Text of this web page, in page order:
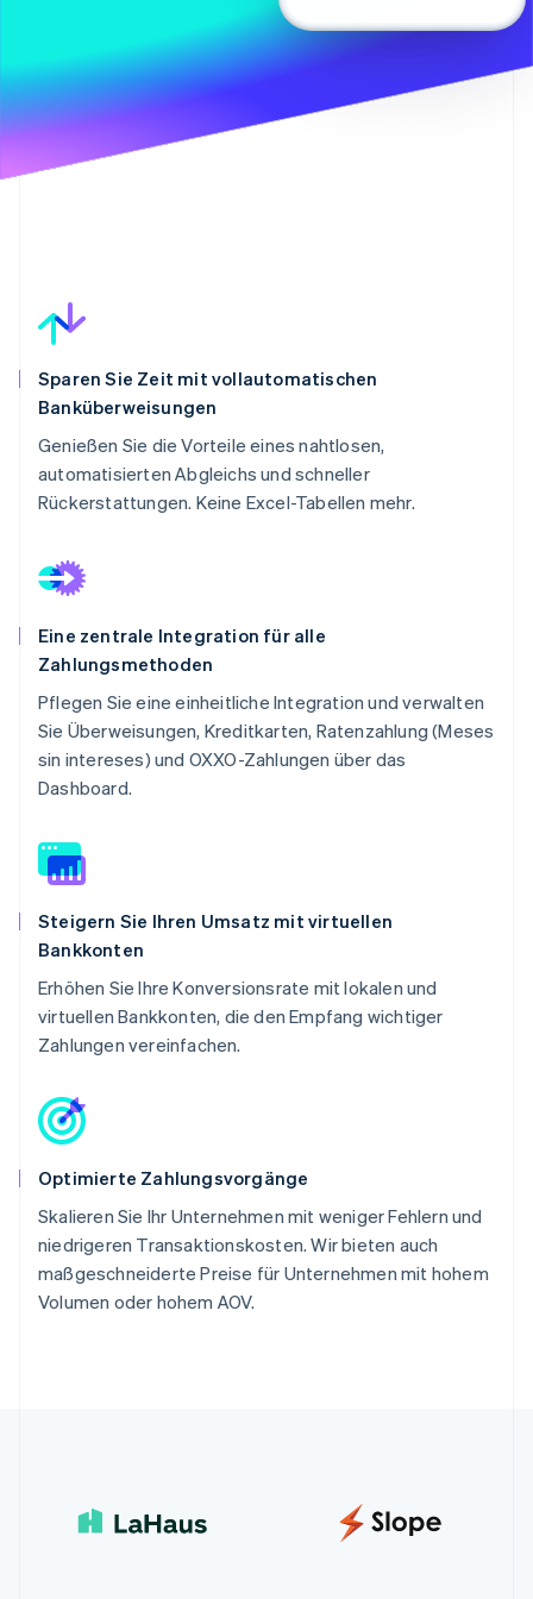
Sparen Sie Zeit mit vollautomatischen
Banküberweisungen
Genießen Sie die Vorteile eines nahtlosen,
automatisierten Abgleichs und schneller
Rückerstattungen. Keine Excel-Tabellen mehr.
Eine zentrale Integration für alle
Zahlungsmethoden
Pflegen Sie eine einheitliche Integration und verwalten
Sie Überweisungen, Kreditkarten, Ratenzahlung (Meses
sin intereses) und OXXO-Zahlungen über das
Dashboard.
Steigern Sie Ihren Umsatz mit virtuellen
Bankkonten
Erhöhen Sie Ihre Konversionsrate mit lokalen und
virtuellen Bankkonten, die den Empfang wichtiger
Zahlungen vereinfachen.
Optimierte Zahlungsvorgänge
Skalieren Sie Ihr Unternehmen mit weniger Fehlern und
niedrigeren Transaktionskosten. Wir bieten auch
maßgeschneiderte Preise für Unternehmen mit hohem
Volumen oder hohem AOV.